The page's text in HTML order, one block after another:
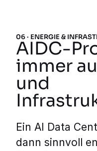
06 · ENERGIE &
AIDC-
immer
und
Ein AI Data
dann sinnvoll